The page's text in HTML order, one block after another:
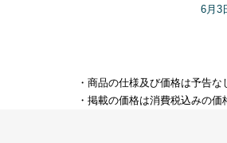
6月3
・商品の仕様及び価格は予告
・掲載の価格は消費税込みの価